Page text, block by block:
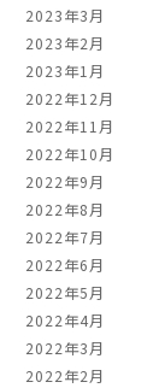
2023年3月
2023年2月
2023年1月
2022年12月
2022年11月
2022年10月
2022年9月
2022年8月
2022年7月
2022年6月
2022年5月
2022年4月
2022年3月
2022年2月